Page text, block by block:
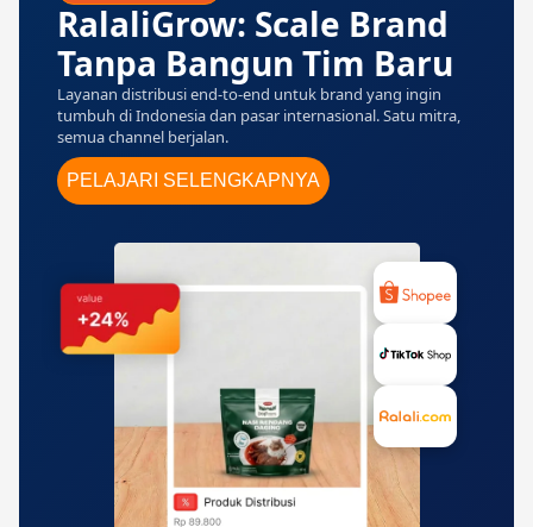
RalaliGrow: Scale Brand
Tanpa Bangun Tim Baru
Layanan distribusi end-to-end untuk brand yang ingin
tumbuh di Indonesia dan pasar internasional. Satu mitra,
semua channel berjalan.
PELAJARI SELENGKAPNYA